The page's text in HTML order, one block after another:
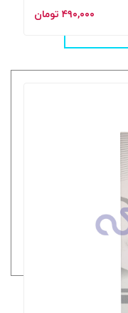
۴۹۰,۰۰۰ تومان